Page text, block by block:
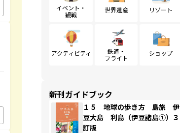
イベント・
観戦
世界遺産 リゾート
アクティビティ
鉄道・
フライト
ショップ
新刊ガイドブック
１５ 地球の歩き方 島旅 伊
豆大島 利島（伊豆諸島①）３
訂版